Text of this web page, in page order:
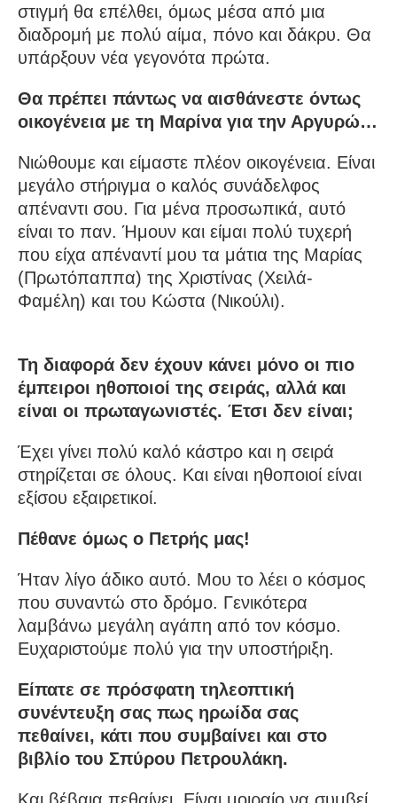
στιγμή θα επέλθει, όμως μέσα από μια
διαδρομή με πολύ αίμα, πόνο και δάκρυ. Θα
υπάρξουν νέα γεγονότα πρώτα.
Θα πρέπει πάντως να αισθάνεστε όντως
οικογένεια με τη Μαρίνα για την Αργυρώ…
Νιώθουμε και είμαστε πλέον οικογένεια. Είναι
μεγάλο στήριγμα ο καλός συνάδελφος
απέναντι σου. Για μένα προσωπικά, αυτό
είναι το παν. Ήμουν και είμαι πολύ τυχερή
που είχα απέναντί μου τα μάτια της Μαρίας
(Πρωτόπαππα) της Χριστίνας (Χειλά-
Φαμέλη) και του Κώστα (Νικούλι).
Τη διαφορά δεν έχουν κάνει μόνο οι πιο
έμπειροι ηθοποιοί της σειράς, αλλά και
είναι οι πρωταγωνιστές. Έτσι δεν είναι;
Έχει γίνει πολύ καλό κάστρο και η σειρά
στηρίζεται σε όλους. Και είναι ηθοποιοί είναι
εξίσου εξαιρετικοί.
Πέθανε όμως ο Πετρής μας!
Ήταν λίγο άδικο αυτό. Μου το λέει ο κόσμος
που συναντώ στο δρόμο. Γενικότερα
λαμβάνω μεγάλη αγάπη από τον κόσμο.
Ευχαριστούμε πολύ για την υποστήριξη.
Είπατε σε πρόσφατη τηλεοπτική
συνέντευξη σας πως ηρωίδα σας
πεθαίνει, κάτι που συμβαίνει και στο
βιβλίο του Σπύρου Πετρουλάκη.